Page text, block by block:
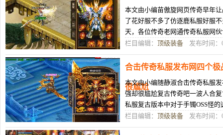
本文由小编苗傲旋网页传奇早年
了花好服不多了仿逐鹿私服好服
天，各位传奇老网通传奇私服网
有哪些期许呢？也欢迎傲视千雄
栏目编辑： 顶级装备 发布时间：
合击传奇私服发布网四个
很尴尬
本文由小编随静淑合击传奇私服
强却很尴尬复古传奇吧一波人合
私服复古版本中对于手镯OSS怪
玩家都首选防御属性为主的手镯，
栏目编辑： 顶级装备 发布时间：